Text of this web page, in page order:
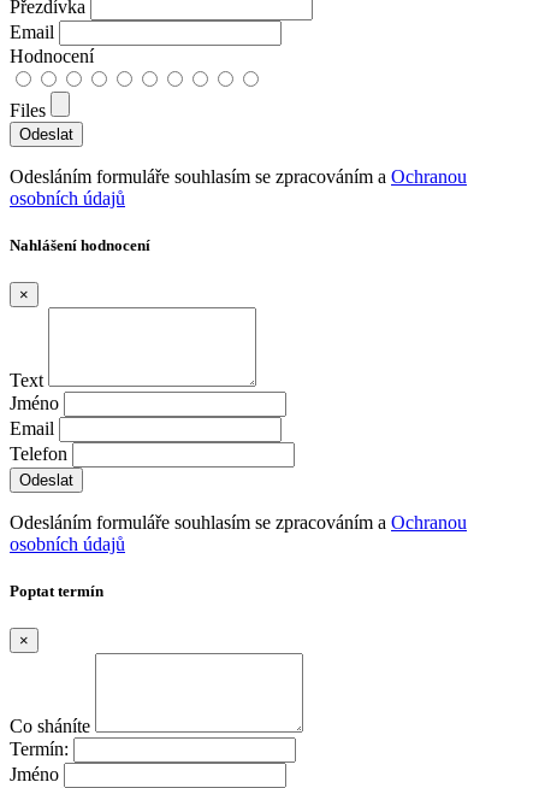
Přezdívka
Email
Hodnocení
Files
Odesláním formuláře souhlasím se zpracováním a Ochranou
osobních údajů
Nahlášení hodnocení
×
Text
Jméno
Email
Telefon
Odesláním formuláře souhlasím se zpracováním a Ochranou
osobních údajů
Poptat termín
×
Co sháníte
Termín:
Jméno